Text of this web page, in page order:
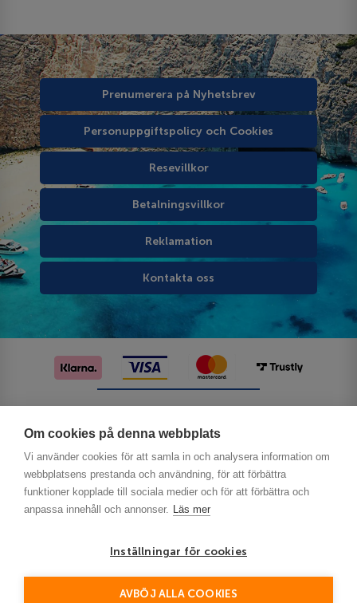
Om cookies på denna webbplats
Vi använder cookies för att samla in och analysera information om
webbplatsens prestanda och användning, för att förbättra
funktioner kopplade till sociala medier och för att förbättra och
anpassa innehåll och annonser. Läs mer
Inställningar för cookies
AVBÖJ ALLA COOKIES
Prenumerera på Nyhetsbrev
Personuppgiftspolicy och Cookies
Resevillkor
Betalningsvillkor
Reklamation
Kontakta oss
This site is protected by reCAPTCHA and the Google